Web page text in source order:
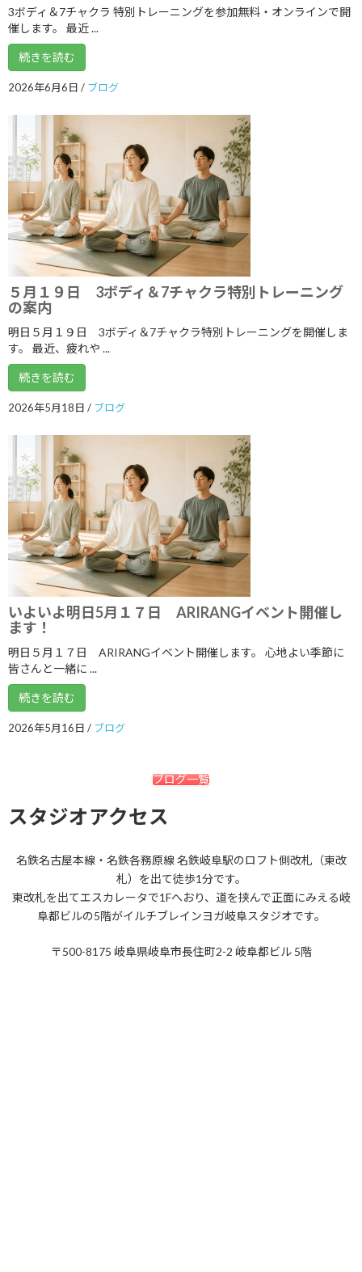
2021年11月
2021年10月
2021年9月
2021年8月
2021年7月
2021年6月
2021年5月
2021年4月
2021年3月
2021年2月
2020年12月
2020年11月
2020年10月
2020年9月
2020年8月
2020年7月
2020年6月
2020年5月
2020年4月
2020年3月
2020年1月
2019年12月
2019年11月
2019年8月
2019年5月
3ボディ＆7チャクラ 特別トレーニングを参加無料・オンラインで開
催します。 最近 ...
続きを読む
2026年6月6日 / ブログ
５月１９日 3ボディ＆7チャクラ特別トレーニング
の案内
明日５月１９日 3ボディ＆7チャクラ特別トレーニングを開催しま
す。 最近、疲れや ...
続きを読む
2026年5月18日 / ブログ
いよいよ明日5月１７日 ARIRANGイベント開催し
ます！
明日５月１７日 ARIRANGイベント開催します。 心地よい季節に
皆さんと一緒に ...
続きを読む
2026年5月16日 / ブログ
ブログ一覧
スタジオアクセス
名鉄名古屋本線・名鉄各務原線 名鉄岐阜駅のロフト側改札（東改
札）を出て徒歩1分です。
東改札を出てエスカレータで1Fへおり、道を挟んで正面にみえる岐
阜都ビルの5階がイルチブレインヨガ岐阜スタジオです。
〒500-8175 岐阜県岐阜市長住町2-2 岐阜都ビル 5階